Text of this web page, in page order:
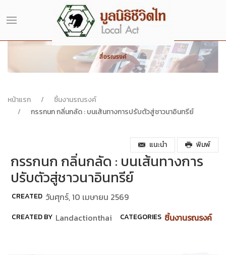
หน้าแรก
ชิ้นงานรณรงค์
กรรกนก กลิ่นกลัด : บนเส้นทางการปรับตัวสู่ชาวนาอินทรีย์
แนะนำ พิมพ์
กรรกนก กลิ่นกลัด : บนเส้นทางการ
ปรับตัวสู่ชาวนาอินทรีย์
CREATED วันศุกร์, 10 เมษายน 2569
CREATED BY Landactionthai CATEGORIES ชิ้นงานรณรงค์